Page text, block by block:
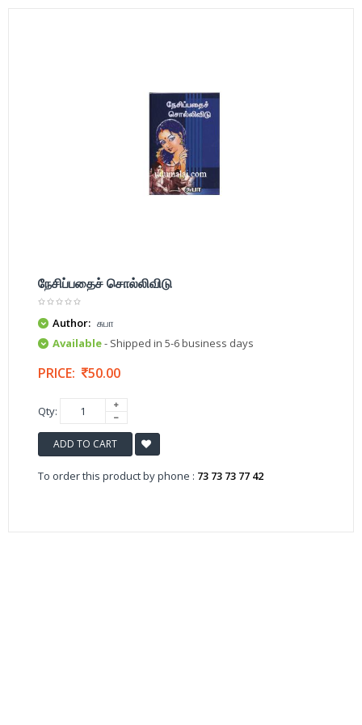
நேசிப்பதைச் சொல்லிவிடு
Author: சுபா
Available- Shipped in 5-6 business days
PRICE: 50.00
Qty:
ADD TO CART
To order this product by phone : 73 73 73 77 42